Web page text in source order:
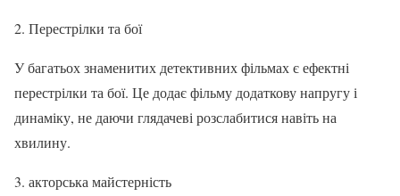
2. Перестрілки та бої
У багатьох знаменитих детективних фільмах є ефектні
перестрілки та бої. Це додає фільму додаткову напругу і
динаміку, не даючи глядачеві розслабитися навіть на
хвилину.
3. акторська майстерність